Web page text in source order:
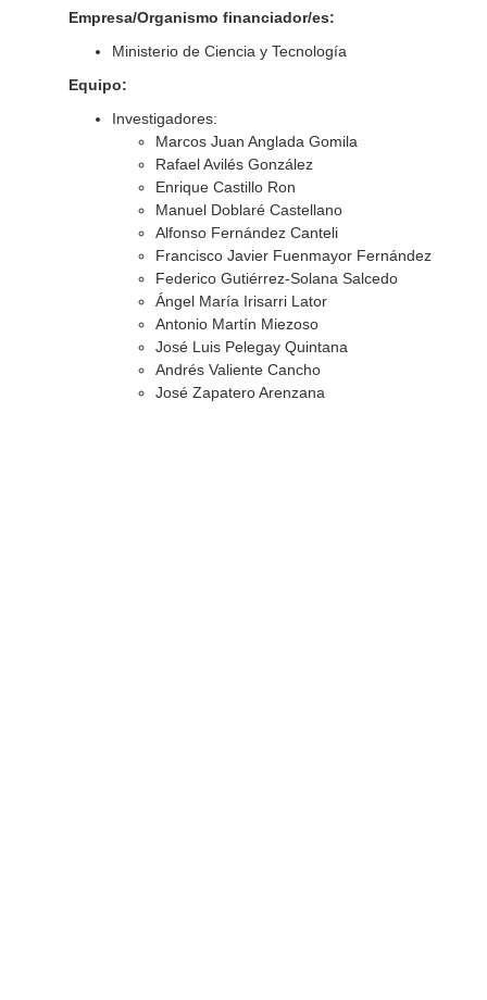
Empresa/Organismo financiador/es:
Ministerio de Ciencia y Tecnología
Equipo:
Investigadores:
Marcos Juan Anglada Gomila
Rafael Avilés González
Enrique Castillo Ron
Manuel Doblaré Castellano
Alfonso Fernández Canteli
Francisco Javier Fuenmayor Fernández
Federico Gutiérrez-Solana Salcedo
Ángel María Irisarri Lator
Antonio Martín Miezoso
José Luis Pelegay Quintana
Andrés Valiente Cancho
José Zapatero Arenzana